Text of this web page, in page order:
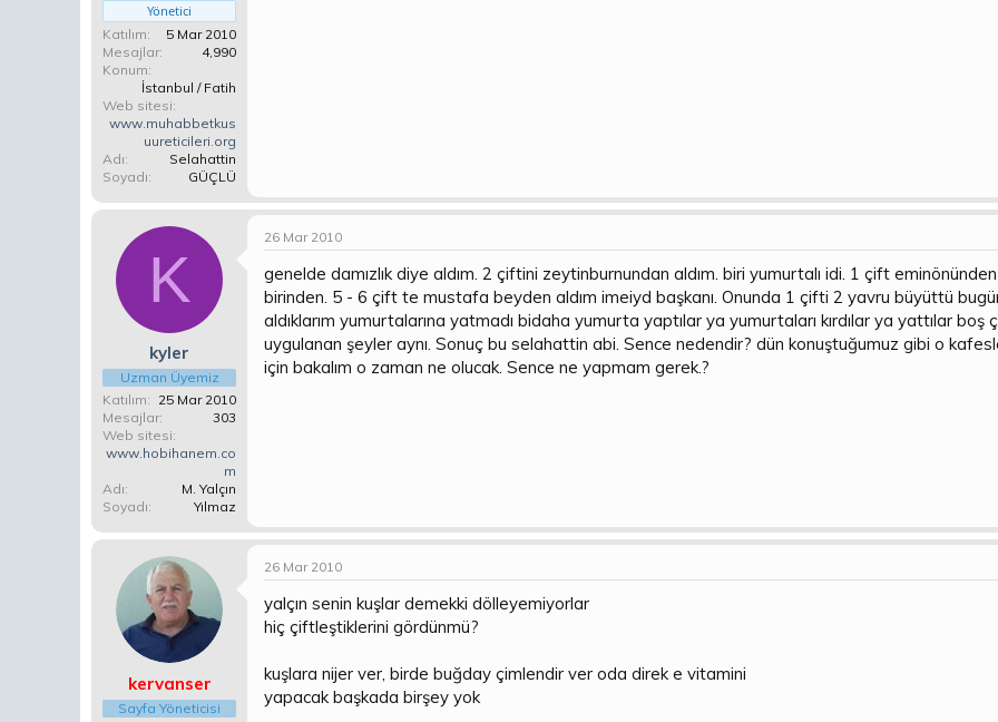
Yönetici
Katılım
5 Mar 2010
Mesajlar
4,990
Konum
İstanbul / Fatih
Web sitesi
www.muhabbetkus
uureticileri.org
Adı
Selahattin
Soyadı
GÜÇLÜ
K
kyler
Uzman Üyemiz
Katılım
25 Mar 2010
Mesajlar
303
Web sitesi
www.hobihanem.co
m
Adı
M. Yalçın
Soyadı
Yılmaz
26 Mar 2010
genelde damızlık diye aldım. 2 çiftini zeytinburnundan aldım. biri yumurtalı idi. 1 çift
birinden. 5 - 6 çift te mustafa beyden aldım imeiyd başkanı. Onunda 1 çifti 2 yavru büyüttü
aldıklarım yumurtalarına yatmadı bidaha yumurta yaptılar ya yumurtaları kırdılar ya yattılar
uygulanan şeyler aynı. Sonuç bu selahattin abi. Sence nedendir? dün konuştuğumuz gibi o
için bakalım o zaman ne olucak. Sence ne yapmam gerek.?
kervanser
Sayfa Yöneticisi
26 Mar 2010
yalçın senin kuşlar demekki dölleyemiyorlar
hiç çiftleştiklerini gördünmü?
kuşlara nijer ver, birde buğday çimlendir ver oda direk e vitamini
yapacak başkada birşey yok